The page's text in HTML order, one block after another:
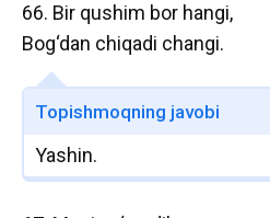
66. Bir qushim bor hangi,
Bog‘dan chiqadi changi.
Topishmoqning javobi
Yashin.